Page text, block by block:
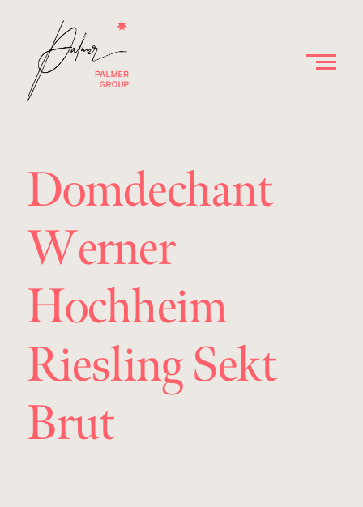
Domdechant
Werner
Hochheim
Riesling Sekt
Brut